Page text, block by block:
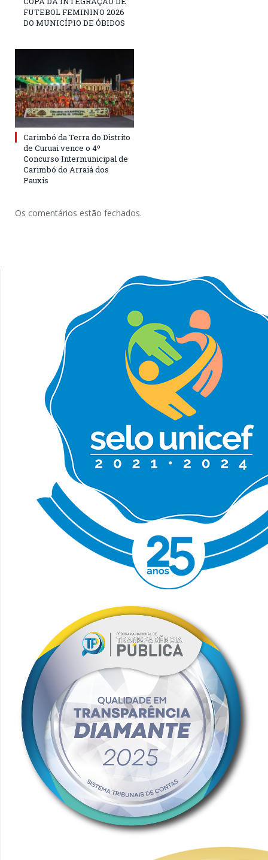
FUTEBOL FEMININO 2026
DO MUNICÍPIO DE ÓBIDOS
Carimbó da Terra do Distrito
de Curuai vence o 4º
Concurso Intermunicipal de
Carimbó do Arraiá dos
Pauxis
Os comentários estão fechados.